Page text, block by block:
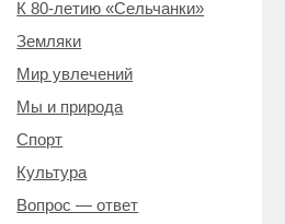
К 80-летию «Сельчанки»
Земляки
Мир увлечений
Мы и природа
Спорт
Культура
Вопрос — ответ